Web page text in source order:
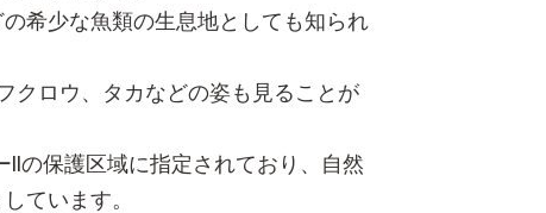
希少な魚類の生息地としても知られ
クロウ、タカなどの姿も見ることが
の保護区域に指定されており、自然
ています。